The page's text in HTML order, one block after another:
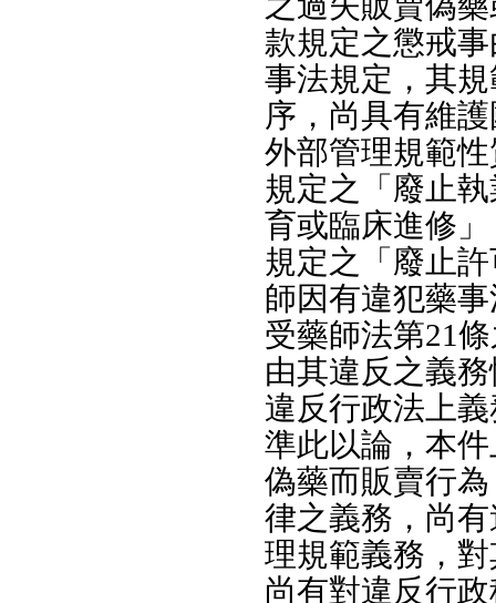
款規定之懲戒
事法規定，其
序，尚具有維
外部管理規範
規定之「廢止
育或臨床進修
規定之「廢止
師因有違犯藥
受藥師法第21
由其違反之義
違反行政法上
準此以論，本
偽藥而販賣行
律之義務，尚
理規範義務，
尚有對違反行